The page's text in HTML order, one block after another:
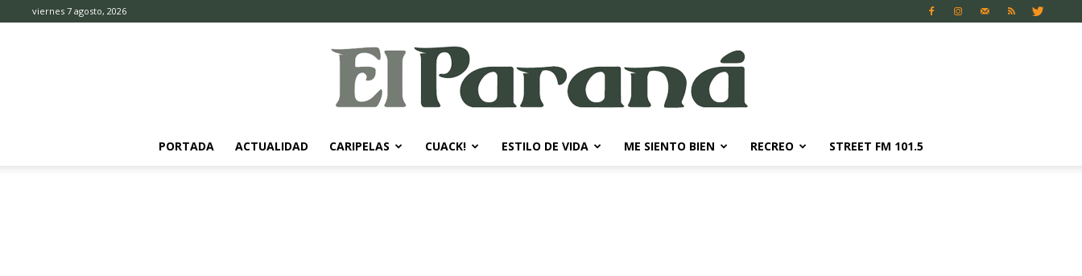
viernes 7 agosto, 2026
PORTADA ACTUALIDAD CARIPELAS CUACK! ESTILO DE VIDA ME SIENTO BIEN RECREO STREET FM 101.5